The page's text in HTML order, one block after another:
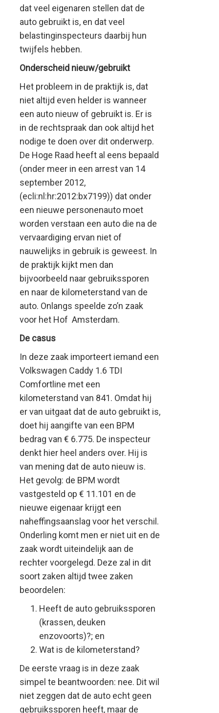
dat veel eigenaren stellen dat de
auto gebruikt is, en dat veel
belastinginspecteurs daarbij hun
twijfels hebben.
Onderscheid nieuw/gebruikt
Het probleem in de praktijk is, dat
niet altijd even helder is wanneer
een auto nieuw of gebruikt is. Er is
in de rechtspraak dan ook altijd het
nodige te doen over dit onderwerp.
De Hoge Raad heeft al eens bepaald
(onder meer in een arrest van 14
september 2012,
(ecli:nl:hr:2012:bx7199)) dat onder
een nieuwe personenauto moet
worden verstaan een auto die na de
vervaardiging ervan niet of
nauwelijks in gebruik is geweest. In
de praktijk kijkt men dan
bijvoorbeeld naar gebruikssporen
en naar de kilometerstand van de
auto. Onlangs speelde zo’n zaak
voor het Hof Amsterdam.
De casus
In deze zaak importeert iemand een
Volkswagen Caddy 1.6 TDI
Comfortline met een
kilometerstand van 841. Omdat hij
er van uitgaat dat de auto gebruikt is,
doet hij aangifte van een BPM
bedrag van € 6.775. De inspecteur
denkt hier heel anders over. Hij is
van mening dat de auto nieuw is.
Het gevolg: de BPM wordt
vastgesteld op € 11.101 en de
nieuwe eigenaar krijgt een
naheffingsaanslag voor het verschil.
Onderling komt men er niet uit en de
zaak wordt uiteindelijk aan de
rechter voorgelegd. Deze zal in dit
soort zaken altijd twee zaken
beoordelen:
Heeft de auto gebruikssporen
(krassen, deuken
enzovoorts)?; en
Wat is de kilometerstand?
De eerste vraag is in deze zaak
simpel te beantwoorden: nee. Dit wil
niet zeggen dat de auto echt geen
gebruikssporen heeft, maar de